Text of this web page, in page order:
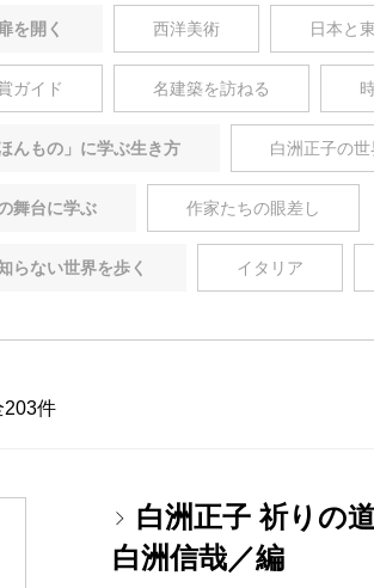
を開く 西洋美術 日本と
ガイド 名建築を訪ねる
んもの」に学ぶ生き方 白洲正子の世
舞台に学ぶ 作家たちの眼差し
ない世界を歩く イタリア
203件
白洲正子 祈りの道
白洲信哉／編